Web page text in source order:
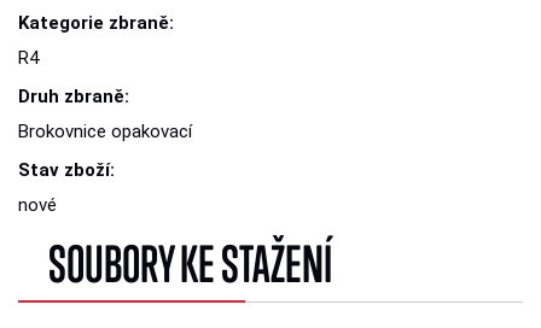
Kategorie zbraně:
R4
Druh zbraně:
Brokovnice opakovací
Stav zboží:
nové
SOUBORY KE STAŽENÍ